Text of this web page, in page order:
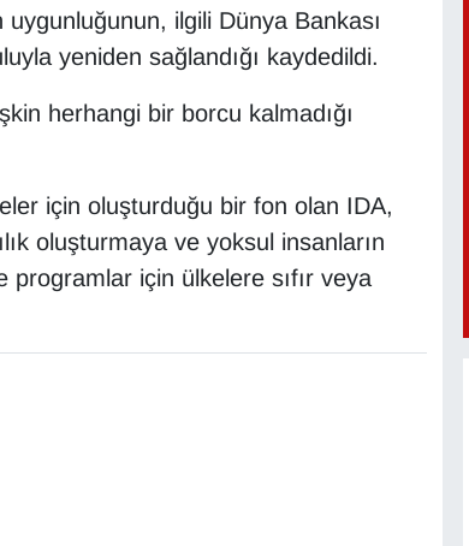
ilgili Dünya Bankası
yeniden sağlandığı kaydedildi.
herhangi bir borcu kalmadığı
için oluşturduğu bir fon olan IDA,
oluşturmaya ve yoksul insanların
programlar için ülkelere sıfır veya